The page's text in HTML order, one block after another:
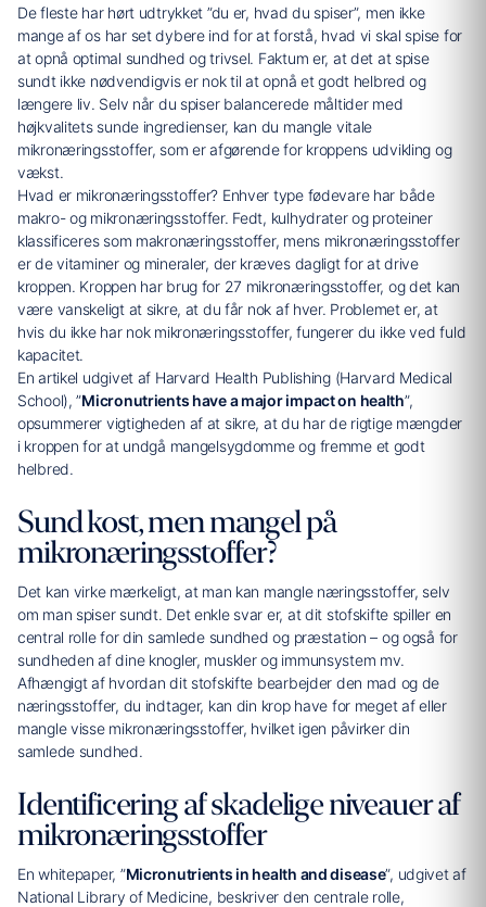
De fleste har hørt udtrykket ”du er, hvad du spiser”, men ikke
mange af os har set dybere ind for at forstå, hvad vi skal spise for
at opnå optimal sundhed og trivsel. Faktum er, at det at spise
sundt ikke nødvendigvis er nok til at opnå et godt helbred og
længere liv. Selv når du spiser balancerede måltider med
højkvalitets sunde ingredienser, kan du mangle vitale
mikronæringsstoffer, som er afgørende for kroppens udvikling og
vækst.
Hvad er mikronæringsstoffer? Enhver type fødevare har både
makro- og mikronæringsstoffer. Fedt, kulhydrater og proteiner
klassificeres som makronæringsstoffer, mens mikronæringsstoffer
er de vitaminer og mineraler, der kræves dagligt for at drive
kroppen. Kroppen har brug for 27 mikronæringsstoffer, og det kan
være vanskeligt at sikre, at du får nok af hver. Problemet er, at
hvis du ikke har nok mikronæringsstoffer, fungerer du ikke ved fuld
kapacitet.
En artikel udgivet af Harvard Health Publishing (Harvard Medical
School), ”Micronutrients have a major impact on health”,
opsummerer vigtigheden af at sikre, at du har de rigtige mængder
i kroppen for at undgå mangelsygdomme og fremme et godt
helbred.
Sund kost, men mangel på
mikronæringsstoffer?
Det kan virke mærkeligt, at man kan mangle næringsstoffer, selv
om man spiser sundt. Det enkle svar er, at dit stofskifte spiller en
central rolle for din samlede sundhed og præstation – og også for
sundheden af dine knogler, muskler og immunsystem mv.
Afhængigt af hvordan dit stofskifte bearbejder den mad og de
næringsstoffer, du indtager, kan din krop have for meget af eller
mangle visse mikronæringsstoffer, hvilket igen påvirker din
samlede sundhed.
Identificering af skadelige niveauer af
mikronæringsstoffer
En whitepaper, ”Micronutrients in health and disease”, udgivet af
National Library of Medicine, beskriver den centrale rolle,